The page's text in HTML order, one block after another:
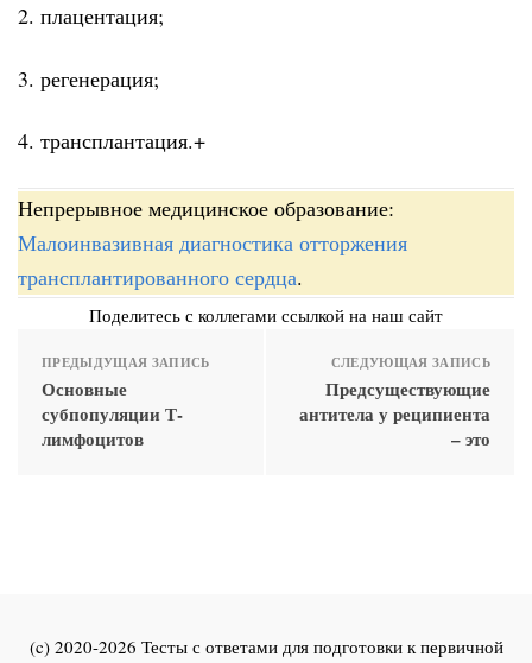
2. плацентация;
3. регенерация;
4. трансплантация.+
Непрерывное медицинское образование:
Малоинвазивная диагностика отторжения
трансплантированного сердца.
Поделитесь с коллегами ссылкой на наш сайт
ПРЕДЫДУЩАЯ ЗАПИСЬ
Основные
субпопуляции Т-
лимфоцитов
СЛЕДУЮЩАЯ ЗАПИСЬ
Предсуществующие
антитела у реципиента
– это
(c) 2020-2026 Тесты с ответами для подготовки к первичной